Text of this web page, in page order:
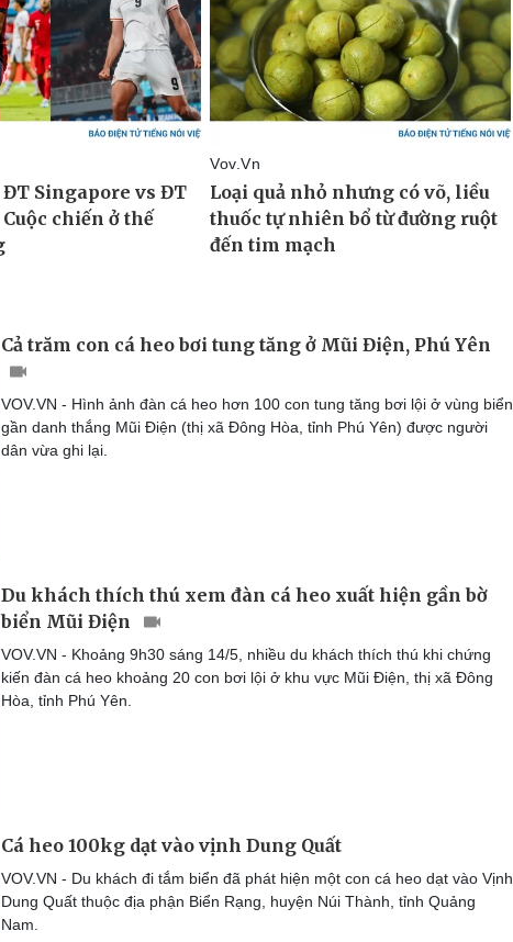
Cả trăm con cá heo bơi tung tăng ở Mũi Điện, Phú Yên
VOV.VN - Hình ảnh đàn cá heo hơn 100 con tung tăng bơi lội ở vùng biển
gần danh thắng Mũi Điện (thị xã Đông Hòa, tỉnh Phú Yên) được người
dân vừa ghi lại.
Du khách thích thú xem đàn cá heo xuất hiện gần bờ
biển Mũi Điện
VOV.VN - Khoảng 9h30 sáng 14/5, nhiều du khách thích thú khi chứng
kiến đàn cá heo khoảng 20 con bơi lội ở khu vực Mũi Điện, thị xã Đông
Hòa, tỉnh Phú Yên.
Cá heo 100kg dạt vào vịnh Dung Quất
VOV.VN - Du khách đi tắm biển đã phát hiện một con cá heo dạt vào Vịnh
Dung Quất thuộc địa phận Biển Rạng, huyện Núi Thành, tỉnh Quảng
Nam.